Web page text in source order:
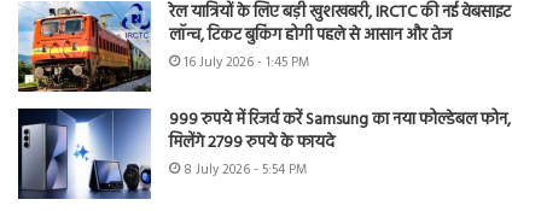
रेल यात्रियों के लिए बड़ी खुशखबरी, IRCTC की नई वेबसाइट
लॉन्च, टिकट बुकिंग होगी पहले से आसान और तेज
16 July 2026 - 1:45 PM
999 रुपये में रिजर्व करें Samsung का नया फोल्डेबल फोन,
मिलेंगे 2799 रुपये के फायदे
8 July 2026 - 5:54 PM